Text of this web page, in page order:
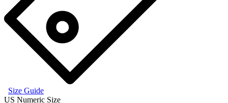
Size Guide
US Numeric Size